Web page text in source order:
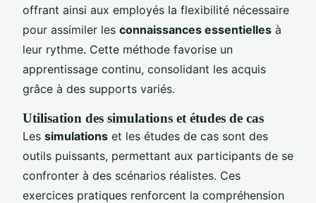
offrant ainsi aux employés la flexibilité nécessaire
pour assimiler les connaissances essentielles à
leur rythme. Cette méthode favorise un
apprentissage continu, consolidant les acquis
grâce à des supports variés.
Utilisation des simulations et études de cas
Les simulations et les études de cas sont des
outils puissants, permettant aux participants de se
confronter à des scénarios réalistes. Ces
exercices pratiques renforcent la compréhension